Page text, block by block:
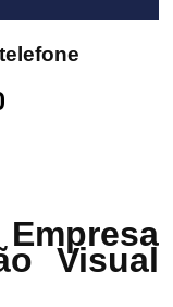
Visual